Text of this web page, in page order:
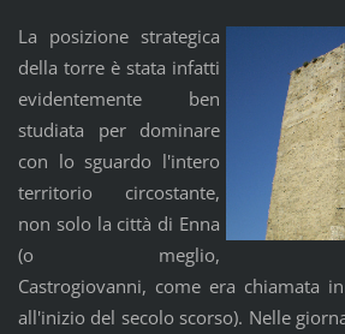
La posizione strategica
della torre è stata infatti
evidentemente ben
studiata per dominare
con lo sguardo l'intero
territorio circostante,
non solo la città di Enna
(o meglio,
Castrogiovanni, come era chiamata
all'inizio del secolo scorso). Nelle